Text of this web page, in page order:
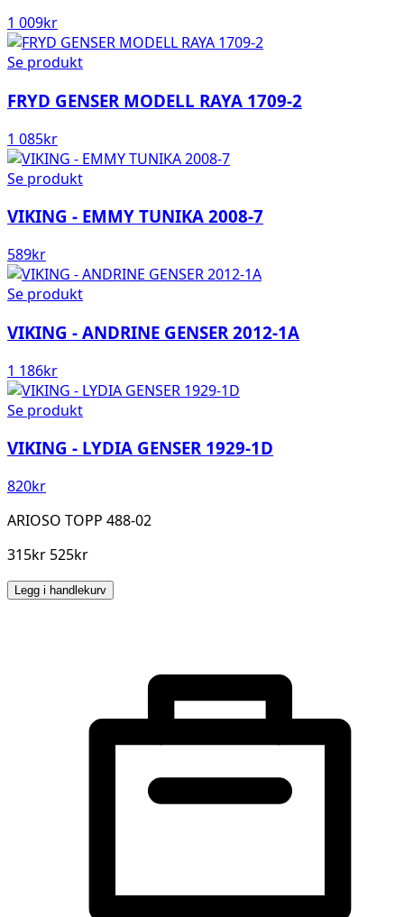
1 009kr
Se produkt
FRYD GENSER MODELL RAYA 1709-2
1 085kr
Se produkt
VIKING - EMMY TUNIKA 2008-7
589kr
Se produkt
VIKING - ANDRINE GENSER 2012-1A
1 186kr
Se produkt
VIKING - LYDIA GENSER 1929-1D
820kr
ARIOSO TOPP 488-02
315kr 525kr
Legg i handlekurv